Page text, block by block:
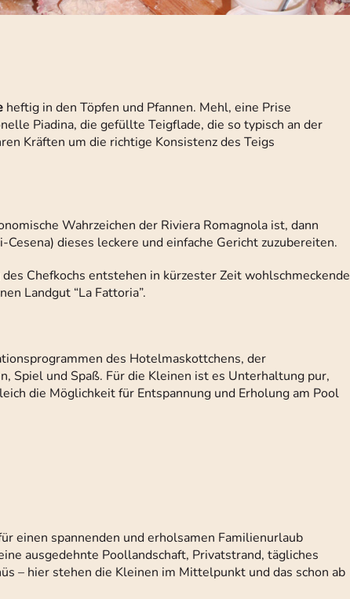
heftig in den Töpfen und Pfannen. Mehl, eine Prise
Piadina, die gefüllte Teigflade, die so typisch an der
Kräften um die richtige Konsistenz des Teigs
Wahrzeichen der Riviera Romagnola ist, dann
dieses leckere und einfache Gericht zuzubereiten.
Chefkochs entstehen in kürzester Zeit wohlschmeckende
Landgut “La Fattoria”.
des Hotelmaskottchens, der
Spiel und Spaß. Für die Kleinen ist es Unterhaltung pur,
die Möglichkeit für Entspannung und Erholung am Pool
einen spannenden und erholsamen Familienurlaub
ausgedehnte Poollandschaft, Privatstrand, tägliches
– hier stehen die Kleinen im Mittelpunkt und das schon ab